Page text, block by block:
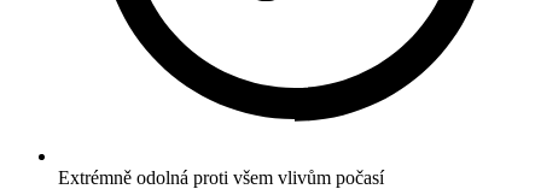
Extrémně odolná proti všem vlivům počasí